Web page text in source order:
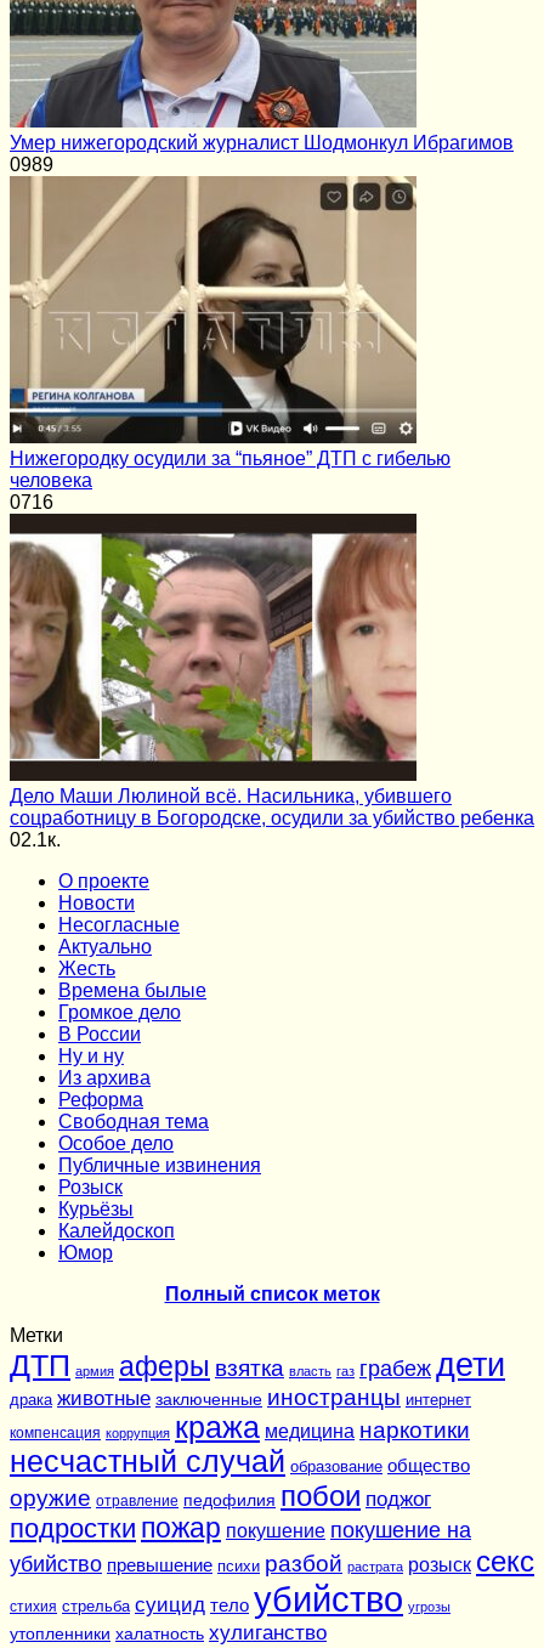
Умер нижегородский журналист Шодмонкул Ибрагимов
0989
Нижегородку осудили за “пьяное” ДТП с гибелью
человека
0716
Дело Маши Люлиной всё. Насильника, убившего
соцработницу в Богородске, осудили за убийство ребенка
02.1к.
О проекте
Новости
Несогласные
Актуально
Жесть
Времена былые
Громкое дело
В России
Ну и ну
Из архива
Реформа
Cвободная тема
Особое дело
Публичные извинения
Розыск
Курьёзы
Калейдоскоп
Юмор
Полный список меток
Метки
ДТП армия аферы взятка власть газ грабеж дети
драка животные заключенные иностранцы интернет
компенсация коррупция кража медицина наркотики
несчастный случай образование общество
оружие отравление педофилия побои поджог
подростки пожар покушение покушение на
убийство превышение психи разбой растрата розыск секс
стихия стрельба суицид тело убийство угрозы
утопленники халатность хулиганство